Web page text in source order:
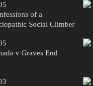
of a
Social Climber
v Graves End